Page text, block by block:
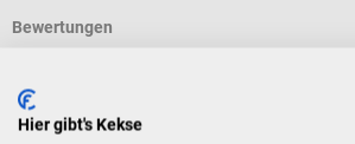
Bewertungen
Kunden kauften auch
Hier gibt's Kekse